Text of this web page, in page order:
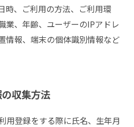
時、ご利用の方法、ご利用環
業、年齢、ユーザーのIPアドレ
情報、端末の個体識別情報など
収集方法
用登録をする際に氏名、生年月